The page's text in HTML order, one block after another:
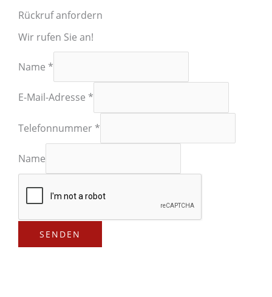
Rückruf anfordern
Wir rufen Sie an!
Name *
E-Mail-Adresse *
Telefonnummer *
Name
SENDEN